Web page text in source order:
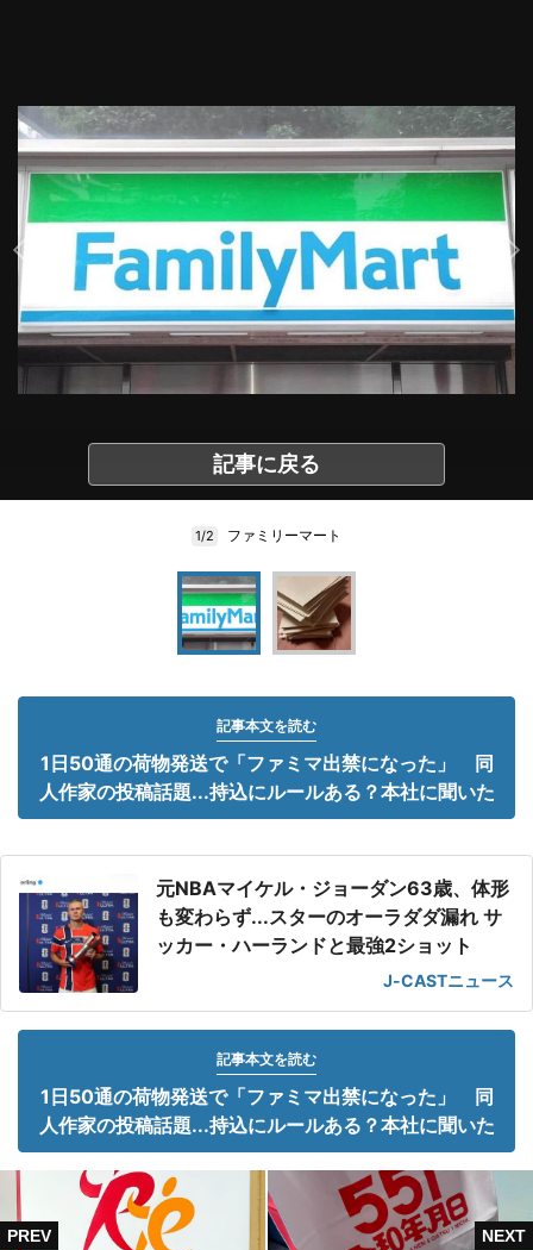
記事に戻る
1/2 ファミリーマート
記事本文を読む
1日50通の荷物発送で「ファミマ出禁になった」 同
人作家の投稿話題...持込にルールある？本社に聞いた
元NBAマイケル・ジョーダン63歳、体形
も変わらず...スターのオーラダダ漏れ サ
ッカー・ハーランドと最強2ショット
J-CASTニュース
記事本文を読む
1日50通の荷物発送で「ファミマ出禁になった」 同
人作家の投稿話題...持込にルールある？本社に聞いた